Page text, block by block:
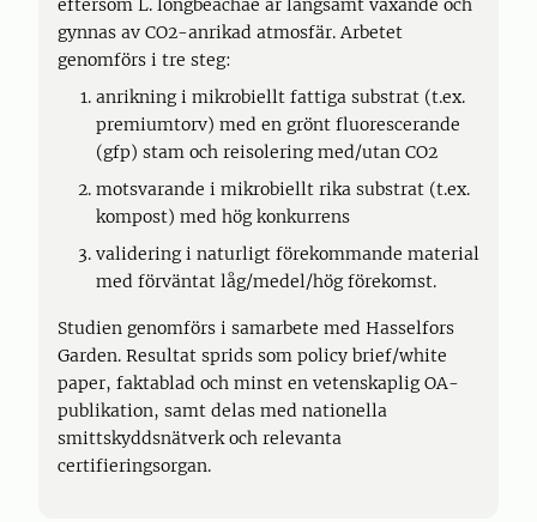
eftersom L. longbeachae är långsamt växande och
gynnas av CO2-anrikad atmosfär. Arbetet
genomförs i tre steg:
anrikning i mikrobiellt fattiga substrat (t.ex.
premiumtorv) med en grönt fluorescerande
(gfp) stam och reisolering med/utan CO2
motsvarande i mikrobiellt rika substrat (t.ex.
kompost) med hög konkurrens
validering i naturligt förekommande material
med förväntat låg/medel/hög förekomst.
Studien genomförs i samarbete med Hasselfors
Garden. Resultat sprids som policy brief/white
paper, faktablad och minst en vetenskaplig OA-
publikation, samt delas med nationella
smittskyddsnätverk och relevanta
certifieringsorgan.